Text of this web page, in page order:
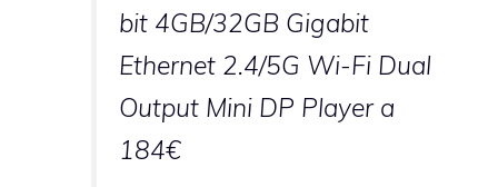
bit 4GB/32GB Gigabit
Ethernet 2.4/5G Wi-Fi Dual
Output Mini DP Player a
184€